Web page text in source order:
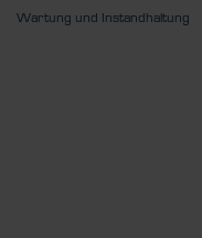
Wartung und Instandhaltung